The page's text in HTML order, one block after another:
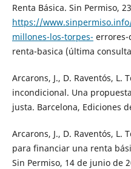
Renta Básica. Sin Permiso,
https://
millones-los-torpes-
renta-basica (última
Arcarons, J., D. Raventós, L.
incondicional. Una
justa. Barcelona, Ediciones
Arcarons, J., D. Raventós, L.
para financiar una renta
Sin Permiso, 14 de junio de